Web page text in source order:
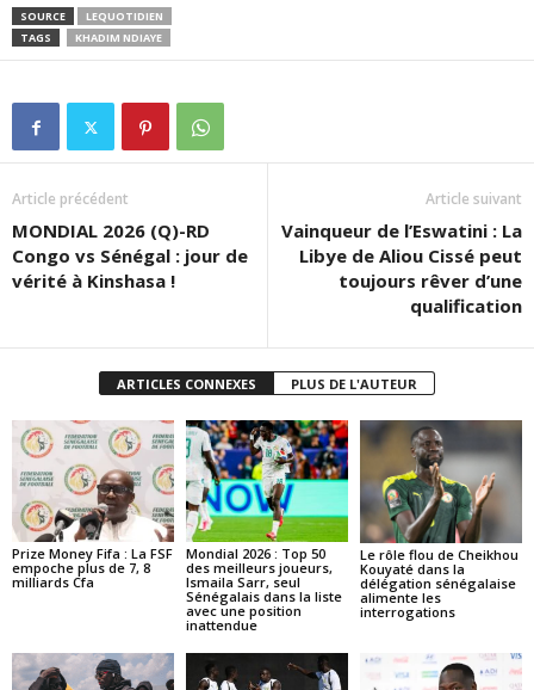
SOURCE
LEQUOTIDIEN
TAGS
KHADIM NDIAYE
Article précédent
MONDIAL 2026 (Q)-RD
Congo vs Sénégal : jour de
vérité à Kinshasa !
Article suivant
Vainqueur de l’Eswatini : La
Libye de Aliou Cissé peut
toujours rêver d’une
qualification
ARTICLES CONNEXES PLUS DE L'AUTEUR
Prize Money Fifa : La FSF
empoche plus de 7, 8
milliards Cfa
Mondial 2026 : Top 50
des meilleurs joueurs,
Ismaila Sarr, seul
Sénégalais dans la liste
avec une position
inattendue
Le rôle flou de Cheikhou
Kouyaté dans la
délégation sénégalaise
alimente les
interrogations